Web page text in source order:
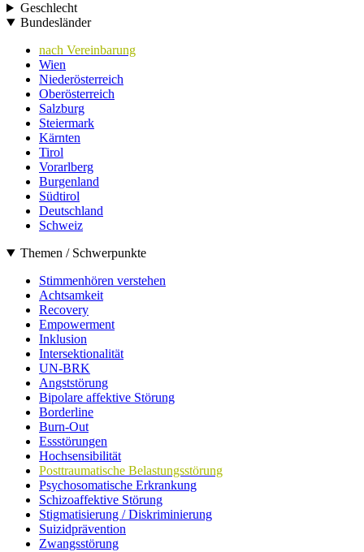
Geschlecht
Bundesländer
nach Vereinbarung
Wien
Niederösterreich
Oberösterreich
Salzburg
Steiermark
Kärnten
Tirol
Vorarlberg
Burgenland
Südtirol
Deutschland
Schweiz
Themen / Schwerpunkte
Stimmenhören verstehen
Achtsamkeit
Recovery
Empowerment
Inklusion
Intersektionalität
UN-BRK
Angststörung
Bipolare affektive Störung
Borderline
Burn-Out
Essstörungen
Hochsensibilität
Posttraumatische Belastungsstörung
Psychosomatische Erkrankung
Schizoaffektive Störung
Stigmatisierung / Diskriminierung
Suizidprävention
Zwangsstörung